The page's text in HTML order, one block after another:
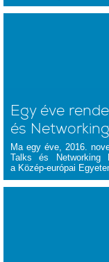
Egy éve
és
Ma egy éve, 2016.
Talks és Networking
a Közép-európai